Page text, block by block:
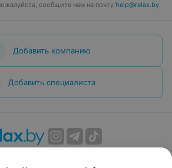
сообщите нам на почту help@relax.by.
Добавить компанию
Добавить специалиста